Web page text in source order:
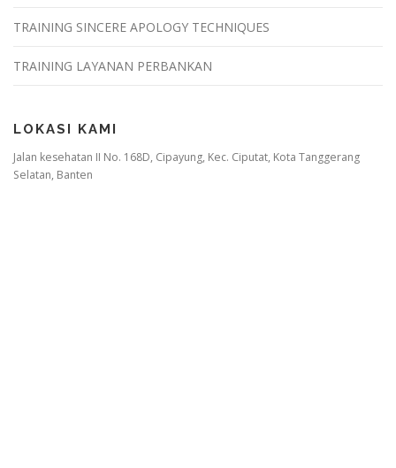
TRAINING SINCERE APOLOGY TECHNIQUES
TRAINING LAYANAN PERBANKAN
LOKASI KAMI
Jalan kesehatan II No. 168D, Cipayung, Kec. Ciputat, Kota Tanggerang
Selatan, Banten